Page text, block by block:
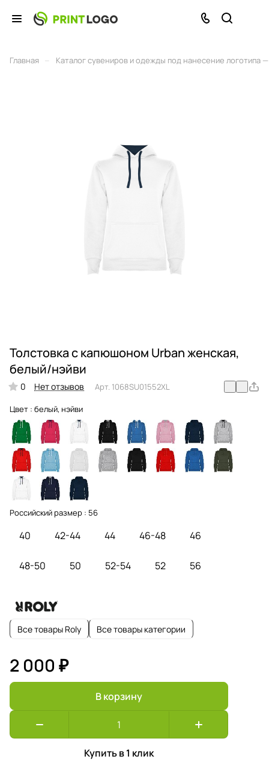
Главная Каталог сувениров и одежды под нанесение логотипа
Толстовка с капюшоном Urban женская,
белый/нэйви
0 Нет отзывов Арт. 1068SU01552XL
Цвет : белый, нэйви
Российский размер : 56
40 42-44 44 46-48 46
48-50 50 52-54 52 56
Все товары Roly Все товары категории
2 000 ₽
В корзину
Купить в 1 клик